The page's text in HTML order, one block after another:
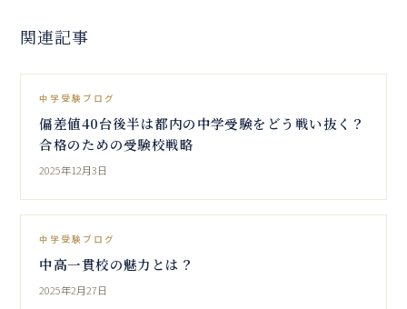
関連記事
中学受験ブログ
偏差値40台後半は都内の中学受験をどう戦い抜く？
合格のための受験校戦略
2025年12月3日
中学受験ブログ
中高一貫校の魅力とは？
2025年2月27日